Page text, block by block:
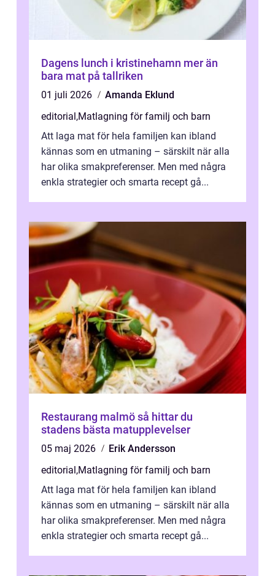
Dagens lunch i kristinehamn mer än
bara mat på tallriken
01 juli 2026
Amanda Eklund
editorial,Matlagning för familj och barn
Att laga mat för hela familjen kan ibland
kännas som en utmaning – särskilt när alla
har olika smakpreferenser. Men med några
enkla strategier och smarta recept gå...
Restaurang malmö så hittar du
stadens bästa matupplevelser
05 maj 2026
Erik Andersson
editorial,Matlagning för familj och barn
Att laga mat för hela familjen kan ibland
kännas som en utmaning – särskilt när alla
har olika smakpreferenser. Men med några
enkla strategier och smarta recept gå...